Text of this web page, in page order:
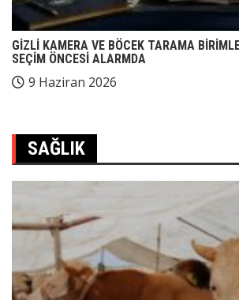
GİZLİ KAMERA VE BÖCEK TARAMA
SEÇİM ÖNCESİ ALARMDA
9 Haziran 2026
SAĞLIK